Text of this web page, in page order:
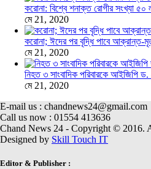
করোনা: বিশ্বে শনাক্ত রোগীর সংখ্যা ৫০
মে 21, 2020
করোনা; ঈদের পর বৃদ্ধি পাবে আক্রান্ত-
মে 21, 2020
নিহত ৩ সাংবাদিক পরিবারকে আইজিপি
মে 21, 2020
E-mail us : chandnews24@gmail.com
Call us now : 01554 413636
Chand News 24 - Copyright © 2016.
Designed by Skill Touch IT
Editor & Publisher :